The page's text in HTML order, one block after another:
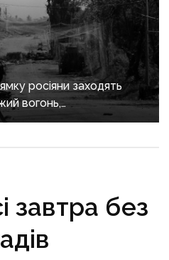
росіяни заходять
вогонь,
слабкі
завтра без